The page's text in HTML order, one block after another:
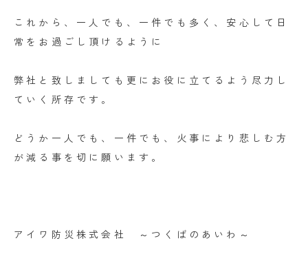
これから、一人でも、一件でも多く、安心して日
常をお過ごし頂けるように
弊社と致しましても更にお役に立てるよう尽力し
ていく所存です。
どうか一人でも、一件でも、火事により悲しむ方
が減る事を切に願います。
アイワ防災株式会社 ～つくばのあいわ～